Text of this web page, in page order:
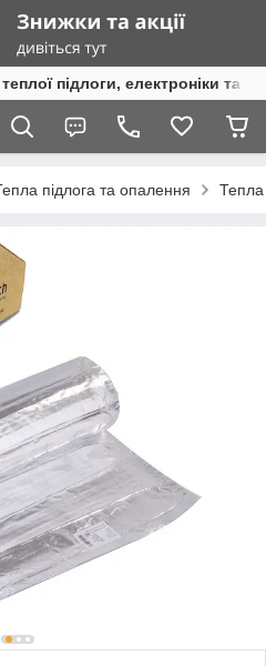
підлоги, електроніки та
підлога та опалення Тепла